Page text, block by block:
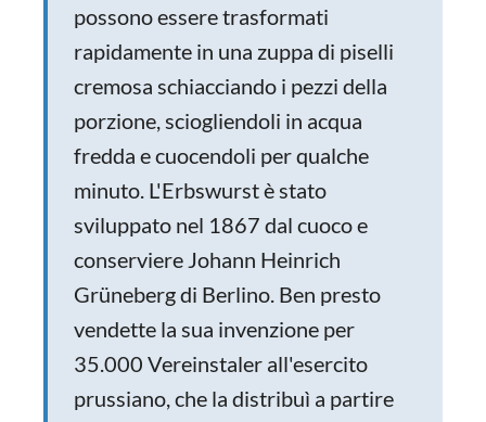
possono essere trasformati
rapidamente in una zuppa di piselli
cremosa schiacciando i pezzi della
porzione, sciogliendoli in acqua
fredda e cuocendoli per qualche
minuto. L'Erbswurst è stato
sviluppato nel 1867 dal cuoco e
conserviere Johann Heinrich
Grüneberg di Berlino. Ben presto
vendette la sua invenzione per
35.000 Vereinstaler all'esercito
prussiano, che la distribuì a partire